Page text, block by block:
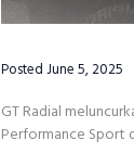
PostedJune 5, 2025
GT Radial
Performance Sport